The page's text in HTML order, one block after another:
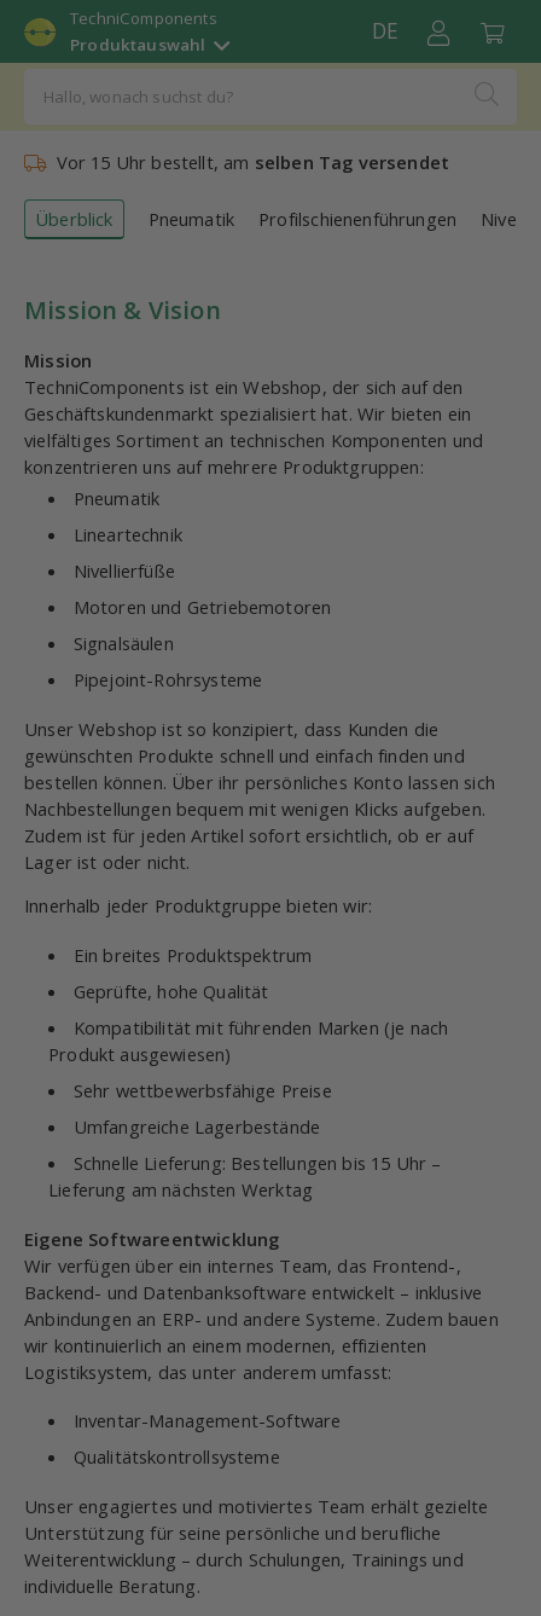
TechniComponents
Produktauswahl
DE
Vor 15 Uhr bestellt, am selben Tag versendet
Überblick Pneumatik Profilschienenführungen
Mission & Vision
Mission
TechniComponents ist ein Webshop, der sich auf den
Geschäftskundenmarkt spezialisiert hat. Wir bieten ein
vielfältiges Sortiment an technischen Komponenten und
konzentrieren uns auf mehrere Produktgruppen:
Pneumatik
Lineartechnik
Nivellierfüße
Motoren und Getriebemotoren
Signalsäulen
Pipejoint-Rohrsysteme
Unser Webshop ist so konzipiert, dass Kunden die
gewünschten Produkte schnell und einfach finden und
bestellen können. Über ihr persönliches Konto lassen sich
Nachbestellungen bequem mit wenigen Klicks aufgeben.
Zudem ist für jeden Artikel sofort ersichtlich, ob er auf
Lager ist oder nicht.
Innerhalb jeder Produktgruppe bieten wir:
Ein breites Produktspektrum
Geprüfte, hohe Qualität
Kompatibilität mit führenden Marken (je nach
Produkt ausgewiesen)
Sehr wettbewerbsfähige Preise
Umfangreiche Lagerbestände
Schnelle Lieferung: Bestellungen bis 15 Uhr –
Lieferung am nächsten Werktag
Eigene Softwareentwicklung
Wir verfügen über ein internes Team, das Frontend-,
Backend- und Datenbanksoftware entwickelt – inklusive
Anbindungen an ERP- und andere Systeme. Zudem bauen
wir kontinuierlich an einem modernen, effizienten
Logistiksystem, das unter anderem umfasst:
Inventar-Management-Software
Qualitätskontrollsysteme
Unser engagiertes und motiviertes Team erhält gezielte
Unterstützung für seine persönliche und berufliche
Weiterentwicklung – durch Schulungen, Trainings und
individuelle Beratung.